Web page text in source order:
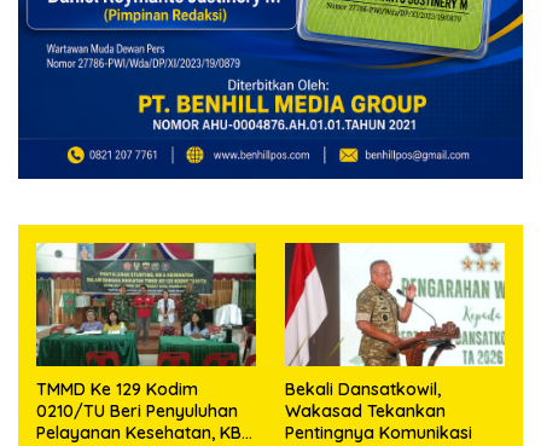
TMMD Ke 129 Kodim
0210/TU Beri Penyuluhan
Pelayanan Kesehatan, KB
Bekali Dansatkowil,
Wakasad Tekankan
Pentingnya Komunikasi